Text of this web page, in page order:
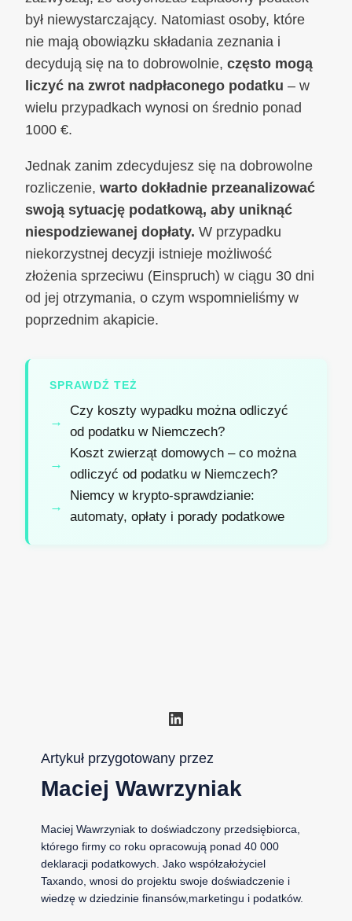
był niewystarczający. Natomiast osoby, które
nie mają obowiązku składania zeznania i
decydują się na to dobrowolnie, często mogą
liczyć na zwrot nadpłaconego podatku – w
wielu przypadkach wynosi on średnio ponad
1000 €.
Jednak zanim zdecydujesz się na dobrowolne
rozliczenie, warto dokładnie przeanalizować
swoją sytuację podatkową, aby uniknąć
niespodziewanej dopłaty. W przypadku
niekorzystnej decyzji istnieje możliwość
złożenia sprzeciwu (Einspruch) w ciągu 30 dni
od jej otrzymania, o czym wspomnieliśmy w
poprzednim akapicie.
SPRAWDŹ TEŻ
Czy koszty wypadku można odliczyć
od podatku w Niemczech?
Koszt zwierząt domowych – co można
odliczyć od podatku w Niemczech?
Niemcy w krypto-sprawdzianie:
automaty, opłaty i porady podatkowe
LinkedIn
Artykuł przygotowany przez
Maciej Wawrzyniak
Maciej Wawrzyniak to doświadczony przedsiębiorca,
którego firmy co roku opracowują ponad 40 000
deklaracji podatkowych. Jako współzałożyciel
Taxando, wnosi do projektu swoje doświadczenie i
wiedzę w dziedzinie finansów,marketingu i podatków.